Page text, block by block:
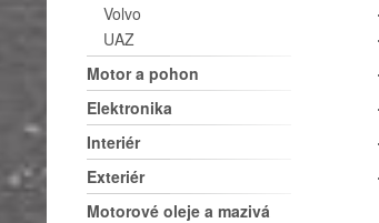
Volvo
UAZ
Motor a pohon
Elektronika
Interiér
Exteriér
Motorové oleje a mazivá